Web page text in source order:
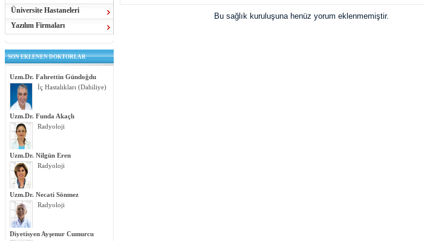
Üniversite Hastaneleri
Yazılım Firmaları
SON EKLENEN DOKTORLAR
Uzm.Dr. Fahrettin Gündoğdu
İç Hastalıkları (Dahiliye)
Uzm.Dr. Funda Akaçlı
Radyoloji
Uzm.Dr. Nilgün Eren
Radyoloji
Uzm.Dr. Necati Sönmez
Radyoloji
Diyetisyen Ayşenur Cumurcu
Bu sağlık kuruluşuna henüz yorum eklenmemiştir.